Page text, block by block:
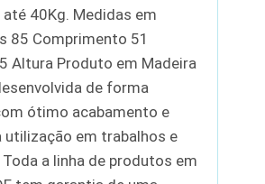
até 40Kg. Medidas em
85 Comprimento 51
Altura Produto em Madeira
de forma
ótimo acabamento e
utilização em trabalhos e
a linha de produtos em